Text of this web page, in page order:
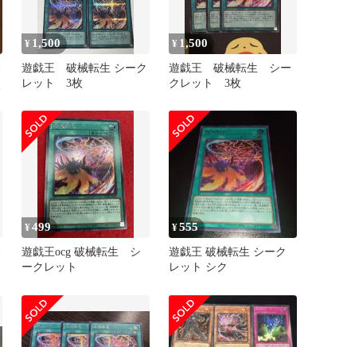
¥ 1,500
遊戯王 破械転生 シーク
レット 3枚
¥ 1,500
遊戯王 破械転生 シー
クレット 3枚
¥499
遊戯王ocg 破械転生 シ
ークレット
¥555
遊戯王 破械転生 シーク
レット シク